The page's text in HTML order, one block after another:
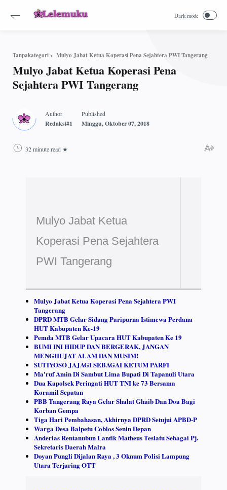
Tanpakategori Mulyo Jabat Ketua Koperasi Pena Sejahtera PWI Tangerang
Mulyo Jabat Ketua Koperasi Pena
Sejahtera PWI Tangerang
32 minute read
Mulyo Jabat Ketua
Koperasi Pena Sejahtera
PWI Tangerang
Mulyo Jabat Ketua Koperasi Pena Sejahtera PWI
Tangerang
DPRD MTB Gelar Sidang Paripurna Istimewa Perdana
HUT Kabupaten Ke-19
Pemda MTB Gelar Upacara HUT Kabupaten Ke 19
BUMI INI HIDUP DAN BERGERAK, JANGAN
MENGHUJAT ALAM DAN MUSIM!
SUTIYOSO JAJAGI SEBAGAI KETUM PARFI
Ma'ruf Amin Di Sambut Lima Bupati Di Tapanuli Utara
Dua Kapolsek Peringati HUT TNI ke 73 Bersama
Koramil Sepatan
PBB Tangerang Raya Gelar Shalat Ghaib Dan Doa Bagi
Korban Gempa
Tiga Hari Pembahasan, Akhirnya DPRD Setujui APBD-P
Warga Desa Balpetu Coblos Senin Depan
Anderias Rentanubun Lantik Matheus Teslatu Sebagai Pj.
Sekretaris Daerah Malra
Doyan Pungli Dijalan Raya , 3 Oknum Polisi Lampung
Utara Terjaring OTT